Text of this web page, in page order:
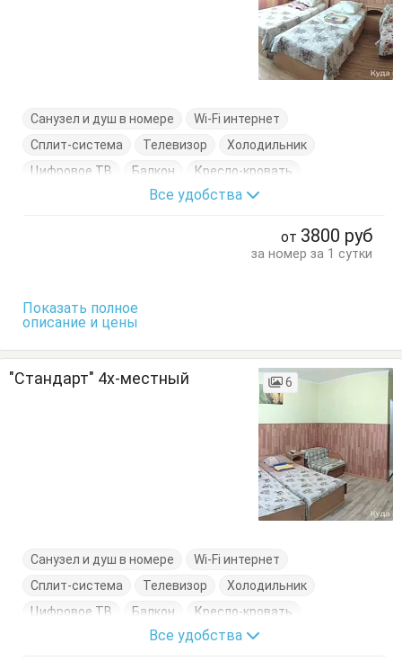
Санузел и душ в номере
Wi-Fi интернет
Сплит-система
Телевизор
Холодильник
Цифровое ТВ
Балкон
Кресло-кровать
Кровати односпальные
Кровать двуспальная
Все удобства
от 3800 руб
за номер за 1 сутки
Показать полное
описание и цены
"Стандарт" 4х-местный 6
Санузел и душ в номере
Wi-Fi интернет
Сплит-система
Телевизор
Холодильник
Цифровое ТВ
Балкон
Кресло-кровать
Кровати односпальные
Кровать двуспальная
Все удобства